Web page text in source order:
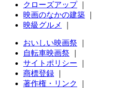
クローズアップ｜
映画のなかの建築
映級グルメ
おいしい映画祭
自転車映画祭
サイトポリシー
商標登録
著作権・リンク